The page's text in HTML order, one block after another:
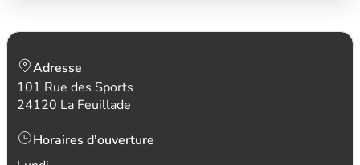
Adresse
101 Rue des Sports
24120 La Feuillade
Horaires d'ouverture